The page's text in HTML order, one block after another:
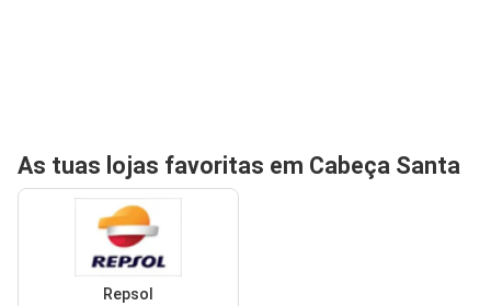
As tuas lojas favoritas em Cabeça Santa
Repsol